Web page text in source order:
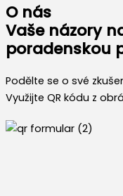
O nás
Vaše názory
poradenskou
Podělte se o své
Využijte QR kódu z